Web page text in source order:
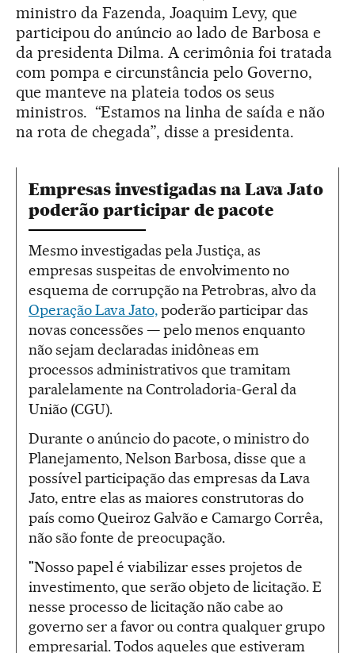
ministro da Fazenda, Joaquim Levy, que
participou do anúncio ao lado de Barbosa e
da presidenta Dilma. A cerimônia foi tratada
com pompa e circunstância pelo Governo,
que manteve na plateia todos os seus
ministros. “Estamos na linha de saída e não
na rota de chegada”, disse a presidenta.
Empresas investigadas na Lava Jato
poderão participar de pacote
Mesmo investigadas pela Justiça, as
empresas suspeitas de envolvimento no
esquema de corrupção na Petrobras, alvo da
Operação Lava Jato,poderão participar das
novas concessões — pelo menos enquanto
não sejam declaradas inidôneas em
processos administrativos que tramitam
paralelamente na Controladoria-Geral da
União (CGU).
Durante o anúncio do pacote, o ministro do
Planejamento, Nelson Barbosa, disse que a
possível participação das empresas da Lava
Jato, entre elas as maiores construtoras do
país como Queiroz Galvão e Camargo Corrêa,
não são fonte de preocupação.
"Nosso papel é viabilizar esses projetos de
investimento, que serão objeto de licitação. E
nesse processo de licitação não cabe ao
governo ser a favor ou contra qualquer grupo
empresarial. Todos aqueles que estiveram